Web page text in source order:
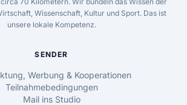
Wissenschaft, Kultur und Sport. Das ist
unsere lokale Kompetenz.
SENDER
Werbung & Kooperationen
Teilnahmebedingungen
Mail ins Studio